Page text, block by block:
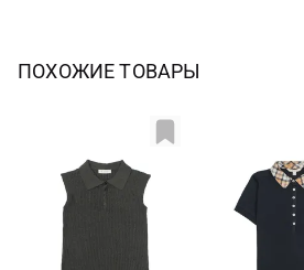
ПОХОЖИЕ ТОВАРЫ